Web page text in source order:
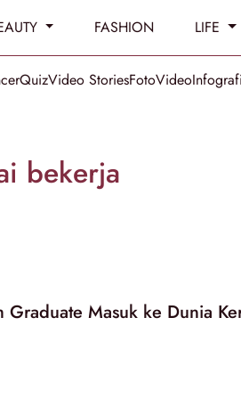
FASHION LIFE
QuizVideo StoriesFotoVideo
bekerja
Graduate Masuk ke Dunia